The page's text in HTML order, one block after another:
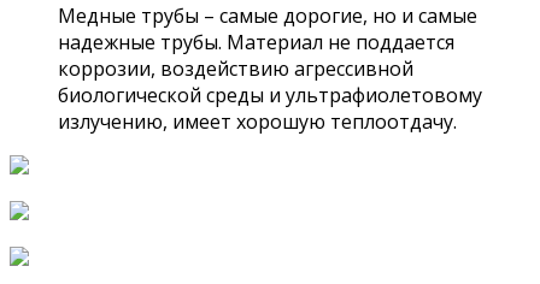
Медные трубы – самые дорогие, но и самые
надежные трубы. Материал не поддается
коррозии, воздействию агрессивной
биологической среды и ультрафиолетовому
излучению, имеет хорошую теплоотдачу.